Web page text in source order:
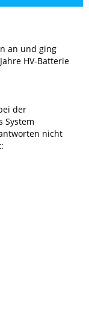
an und ging
HV-Batterie
der
System
nicht